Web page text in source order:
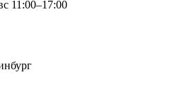
11:00–17:00